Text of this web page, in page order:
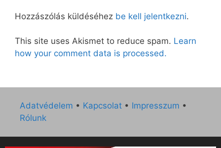
Hozzászólás küldéséhez be kell jelentkezni.
This site uses Akismet to reduce spam. Learn
how your comment data is processed.
Adatvédelem • Kapcsolat • Impresszum •
Rólunk